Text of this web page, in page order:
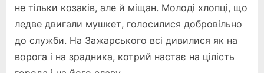
не тільки козаків, але й міщан. Молоді хлопці, що
ледве двигали мушкет, голосилися добровільно
до служби. На Зажарського всі дивилися як на
ворога і на зрадника, котрий настає на цілість